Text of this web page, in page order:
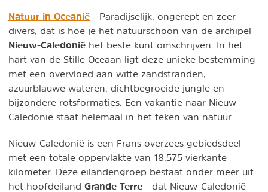
Natuur in Oceanië - Paradijselijk, ongerept en zeer
divers, dat is hoe je het natuurschoon van de archipel
Nieuw-Caledonië het beste kunt omschrijven. In het
hart van de Stille Oceaan ligt deze unieke bestemming
met een overvloed aan witte zandstranden,
azuurblauwe wateren, dichtbegroeide jungle en
bijzondere rotsformaties. Een vakantie naar Nieuw-
Caledonië staat helemaal in het teken van natuur.
Nieuw-Caledonië is een Frans overzees gebiedsdeel
met een totale oppervlakte van 18.575 vierkante
kilometer. Deze eilandengroep bestaat onder meer uit
het hoofdeiland Grande Terre - dat Nieuw-Caledonië